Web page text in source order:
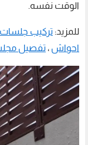
الوقت نفسه.
للمزيد: تركيب
احواش ،تفصيل